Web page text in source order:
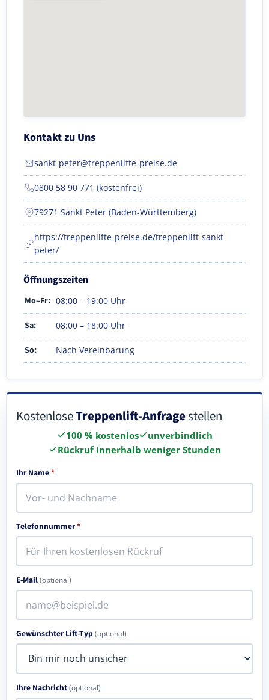
Kontakt zu Uns
sankt-peter@treppenlifte-preise.de
0800 58 90 771 (kostenfrei)
79271 Sankt Peter (Baden-Württemberg)
https://treppenlifte-preise.de/treppenlift-sankt-
peter/
Öffnungszeiten
Mo–Fr: 08:00 – 19:00 Uhr
Sa: 08:00 – 18:00 Uhr
So: Nach Vereinbarung
KostenloseTreppenlift-Anfragestellen
100 % kostenlos
unverbindlich
Rückruf innerhalb weniger Stunden
Ihr Name*
Telefonnummer*
E-Mail(optional)
Gewünschter Lift-Typ(optional)
Ihre Nachricht(optional)